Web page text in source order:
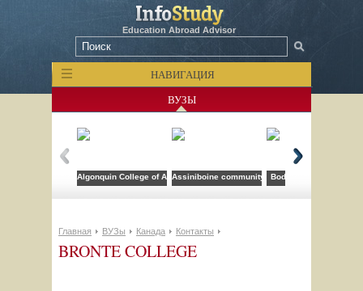
Education Abroad Advisor
НАВИГАЦИЯ
ВУЗЫ
Algonquin College of Applied Arts and Technology
Assiniboine community collegeBodwell High School
Главная ВУЗы Канада Контакты
BRONTE COLLEGE